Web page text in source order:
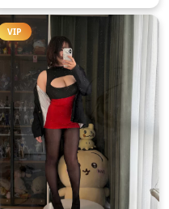
VIP